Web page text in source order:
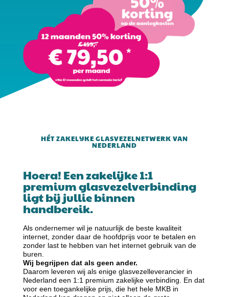
HÉT ZAKELIJKE GLASVEZELNETWERK VAN
NEDERLAND
Hoera! Een zakelijke 1:1
premium glasvezelverbinding
ligt bij jullie binnen
handbereik.
Als ondernemer wil je natuurlijk de beste kwaliteit
internet, zonder daar de hoofdprijs voor te betalen en
zonder last te hebben van het internet gebruik van de
buren.
Wij begrijpen dat als geen ander.
Daarom leveren wij als enige glasvezelleverancier in
Nederland een 1:1 premium zakelijke verbinding. En dat
voor een toegankelijkeprijs, die het hele MKB in